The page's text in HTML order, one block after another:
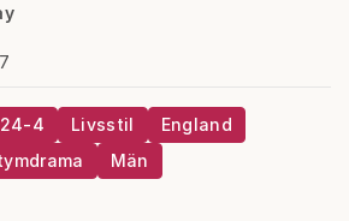
4 Livsstil
England
Män